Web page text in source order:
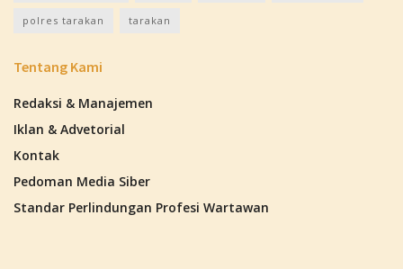
polres tarakan tarakan
Tentang Kami
Redaksi & Manajemen
Iklan & Advetorial
Kontak
Pedoman Media Siber
Standar Perlindungan Profesi Wartawan